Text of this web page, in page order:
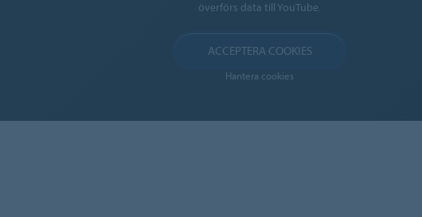
överförs data till YouTube.
ACCEPTERA COOKIES
Hantera cookies